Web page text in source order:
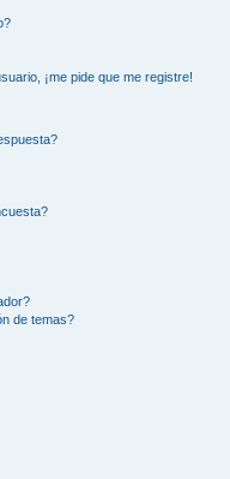
¡me pide que me registre!
de temas?